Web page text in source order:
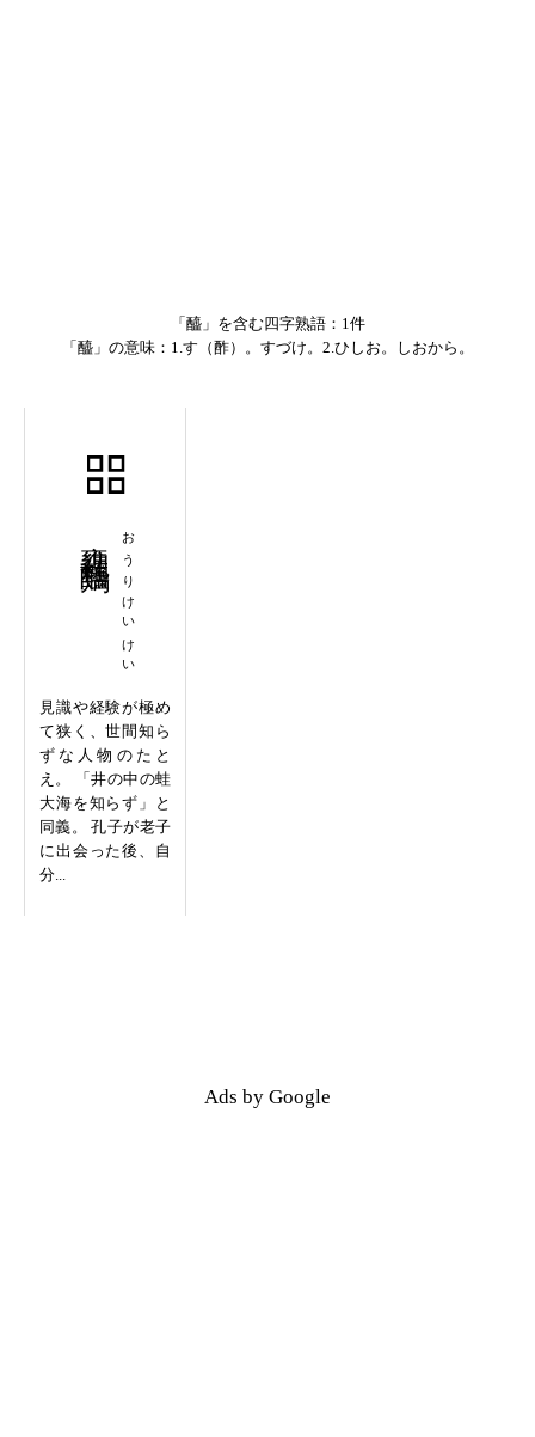
「醯」を含む四字熟語：1件
「醯」の意味：1.す（酢）。すづけ。2.ひしお。しおから。
おうりけいけい
見識や経験が極め
て狭く、世間知ら
ずな人物のたと
え。 「井の中の蛙
大海を知らず」と
同義。 孔子が老子
に出会った後、自
分...
Ads by Google